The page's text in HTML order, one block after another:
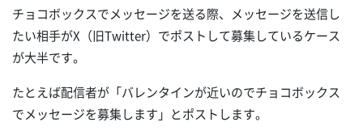
チョコボックスでメッセージを送る際、メッセージを送信し
たい相手がX（旧Twitter）でポストして募集しているケース
が大半です。
たとえば配信者が「バレンタインが近いのでチョコボックス
でメッセージを募集します」とポストします。